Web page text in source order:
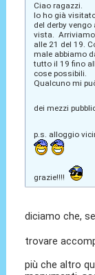
Ciao ragazzi.
Io ho già
del derby
vista. Arriviamo
alle 21 del 19.
male abbiamo
tutto il 19 fino
cose possibili.
Qualcuno mi
dei mezzi
p.s. alloggio
grazie!!!!
diciamo che,
trovare
più che altro